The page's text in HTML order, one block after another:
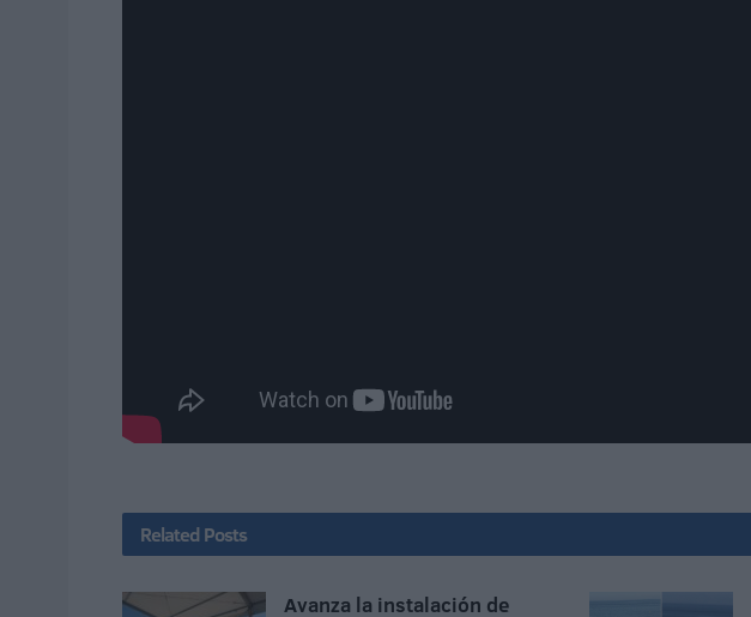
Related Posts
Avanza la instalación de